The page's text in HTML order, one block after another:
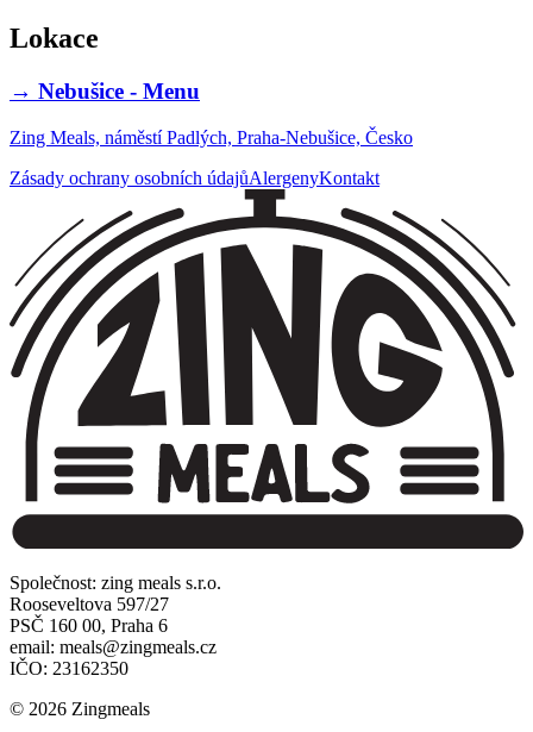
Lokace
→ Nebušice - Menu
Zing Meals, náměstí Padlých, Praha-Nebušice, Česko
Zásady ochrany osobních údajůAlergenyKontakt
Společnost: zing meals s.r.o.
Rooseveltova 597/27
PSČ 160 00, Praha 6
email: meals@zingmeals.cz
IČO: 23162350
© 2026 Zingmeals